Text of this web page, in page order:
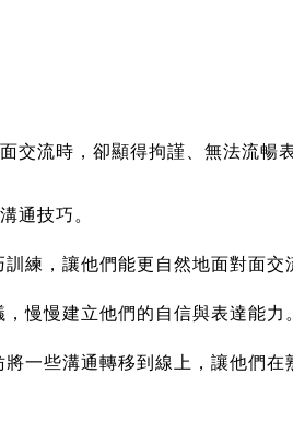
交流時，卻顯得拘謹、無法流暢表
通技巧。
練，讓他們能更自然地面對面交
慢慢建立他們的自信與表達能力
一些溝通轉移到線上，讓他們在